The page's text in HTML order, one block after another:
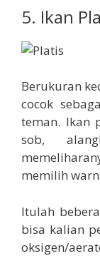
5. Ikan
Berukuran
cocok
teman. Ikan
sob,
memilih
Itulah
bisa kalian
oksigen/